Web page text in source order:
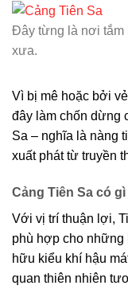
Đây từng là nơi tắm
xưa.
Vì bị mê hoặc bởi
đây làm chốn dừng
Sa – nghĩa là nàng
xuất phát từ truyền
Cảng Tiên Sa có
Với vị trí thuận lợi,
phù hợp cho những
hữu kiểu khí hậu
quan thiên nhiên